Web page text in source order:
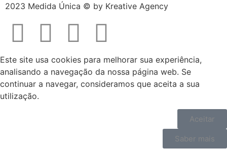
2023 Medida Única © by Kreative Agency
Este site usa cookies para melhorar sua experiência,
analisando a navegação da nossa página web. Se
continuar a navegar, consideramos que aceita a sua
utilização.
Aceitar
Saber mais